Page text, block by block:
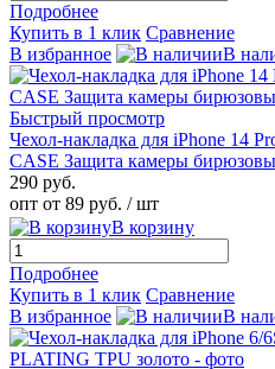
Подробнее
Купить в 1 клик Сравнение
В избранное
В
Быстрый просмотр
Чехол-накладка для iPhone 14
CASE Защита камеры
290 руб.
опт от 89 руб. / шт
В корзину
Подробнее
Купить в 1 клик Сравнение
В избранное
В